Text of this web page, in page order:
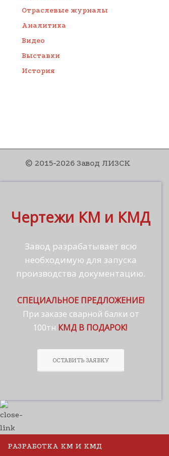
Отраслевые журналы
Аналитика
Видео
Выставки
История
© 2015-2026 Завод ЛИЗСК
Чертежи КМ и КМД
Завод разрабатывает всю
необходимую для запуска
производства документацию.
СПЕЦИАЛЬНОЕ ПРЕДЛОЖЕНИЕ!
При заказе сварной балки от
100тн КМД В ПОДАРОК!
ОСТАВИТЬ ЗАЯВКУ
РАЗРАБОТКА КМ И КМД